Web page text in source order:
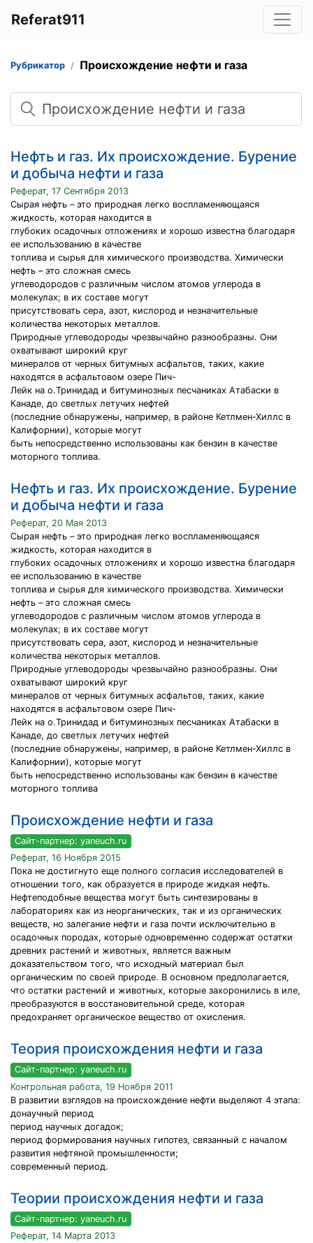
Referat911
Рубрикатор Происхождение нефти и газа
Поиск
Нефть и газ. Их происхождение. Бурение
и добыча нефти и газа
Реферат, 17 Сентября 2013
Сырая нефть – это природная легко воспламеняющаяся
жидкость, которая находится в
глубоких осадочных отложениях и хорошо известна благодаря
ее использованию в качестве
топлива и сырья для химического производства. Химически
нефть – это сложная смесь
углеводородов с различным числом атомов углерода в
молекулах; в их составе могут
присутствовать сера, азот, кислород и незначительные
количества некоторых металлов.
Природные углеводороды чрезвычайно разнообразны. Они
охватывают широкий круг
минералов от черных битумных асфальтов, таких, какие
находятся в асфальтовом озере Пич-
Лейк на о.Тринидад и битуминозных песчаниках Атабаски в
Канаде, до светлых летучих нефтей
(последние обнаружены, например, в районе Кетлмен-Хиллс в
Калифорнии), которые могут
быть непосредственно использованы как бензин в качестве
моторного топлива.
Нефть и газ. Их происхождение. Бурение
и добыча нефти и газа
Реферат, 20 Мая 2013
Сырая нефть – это природная легко воспламеняющаяся
жидкость, которая находится в
глубоких осадочных отложениях и хорошо известна благодаря
ее использованию в качестве
топлива и сырья для химического производства. Химически
нефть – это сложная смесь
углеводородов с различным числом атомов углерода в
молекулах; в их составе могут
присутствовать сера, азот, кислород и незначительные
количества некоторых металлов.
Природные углеводороды чрезвычайно разнообразны. Они
охватывают широкий круг
минералов от черных битумных асфальтов, таких, какие
находятся в асфальтовом озере Пич-
Лейк на о.Тринидад и битуминозных песчаниках Атабаски в
Канаде, до светлых летучих нефтей
(последние обнаружены, например, в районе Кетлмен-Хиллс в
Калифорнии), которые могут
быть непосредственно использованы как бензин в качестве
моторного топлива
Происхождение нефти и газа
Сайт-партнер: yaneuch.ru
Реферат, 16 Ноября 2015
Пока не достигнуто еще полного согласия исследователей в
отношении того, как образуется в природе жидкая нефть.
Нефтеподобные вещества могут быть синтезированы в
лабораториях как из неорганических, так и из органических
веществ, но залегание нефти и газа почти исключительно в
осадочных породах, которые одновременно содержат остатки
древних растений и животных, является важным
доказательством того, что исходный материал был
органическим по своей природе. В основном предполагается,
что остатки растений и животных, которые захоронились в иле,
преобразуются в восстановительной среде, которая
предохраняет органическое вещество от окисления.
Теория происхождения нефти и газа
Сайт-партнер: yaneuch.ru
Контрольная работа, 19 Ноября 2011
В развитии взглядов на происхождение нефти выделяют 4 этапа:
донаучный период
период научных догадок;
период формирования научных гипотез, связанный с началом
развития нефтяной промышленности;
современный период.
Теории происхождения нефти и газа
Сайт-партнер: yaneuch.ru
Реферат, 14 Марта 2013